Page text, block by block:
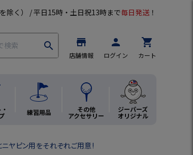
を除く） / 平日15時・土日祝13時まで毎日発送 ！
search store
店舗情報
person
ログイン
shopping_cart
カート
練習用品 その他
アクセサリー
ジーパーズ
オリジナル
ヤピン用をそれぞれご用意!